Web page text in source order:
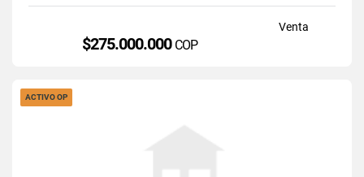
Venta
$275.000.000 COP
ACTIVO OP